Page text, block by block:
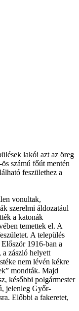
lakói azt az öreg
számú főút mentén
feszülethez a
vonultak,
szerelmi áldozatául
a katonák
temettek el. A
A település
1916-ban a
a zászló helyett
nem lévén kékre
mondták. Majd
későbbi polgármester
jelenleg Győr-
Előbbi a fakeretet,